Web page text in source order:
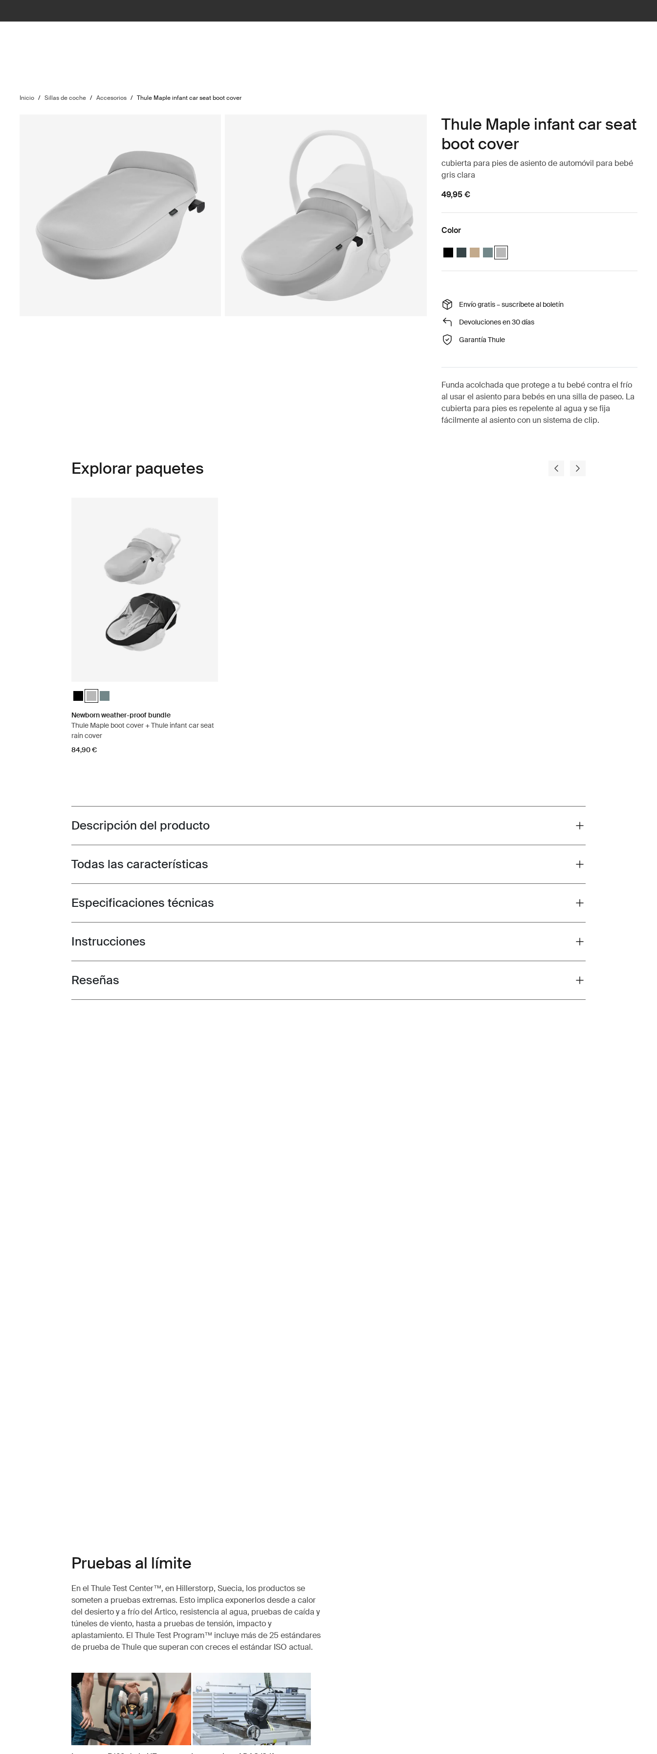
Inicio / Sillas de coche / Accesorios / Thule Maple infant car seat boot cover
Thule Maple infant car seat
boot cover
cubierta para pies de asiento de automóvil para bebé
gris clara
49,95 €
Color
Thule Maple infant car seat boot cover Negro
Thule Maple infant car seat boot cover Azul oscuro medianoche
Thule Maple infant car seat boot cover Caqui claro
Thule Maple infant car seat boot cover Azul medio
Thule Maple infant car seat boot cover Gris claro
Envío gratis – suscríbete al boletín
Devoluciones en 30 días
Garantía Thule
Funda acolchada que protege a tu bebé contra el frío
al usar el asiento para bebés en una silla de paseo. La
cubierta para pies es repelente al agua y se fija
fácilmente al asiento con un sistema de clip.
Explorar paquetes
Newborn weather-proof bundle Negro
Newborn weather-proof bundle Gris claro (selected)
Newborn weather-proof bundle Azul medio
Newborn weather-proof bundle
Thule Maple boot cover + Thule infant car seat
rain cover
84,90 €
Toggle overview
Descripción del producto
Toggle features
Todas las características
Toggle techspec
Especificaciones técnicas
Toggle guides and instructions
Instrucciones
Toggle overview
Reseñas
Pruebas al límite
En el Thule Test Center™, en Hillerstorp, Suecia, los productos se
someten a pruebas extremas. Esto implica exponerlos desde a calor
del desierto y a frío del Ártico, resistencia al agua, pruebas de caída y
túneles de viento, hasta a pruebas de tensión, impacto y
aplastamiento. El Thule Test Program™ incluye más de 25 estándares
de prueba de Thule que superan con creces el estándar ISO actual.